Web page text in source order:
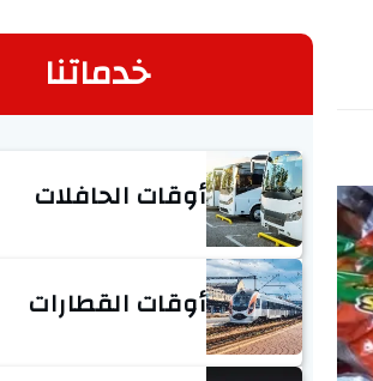
خدماتنا
أوقات الحافلات
أوقات القطارات